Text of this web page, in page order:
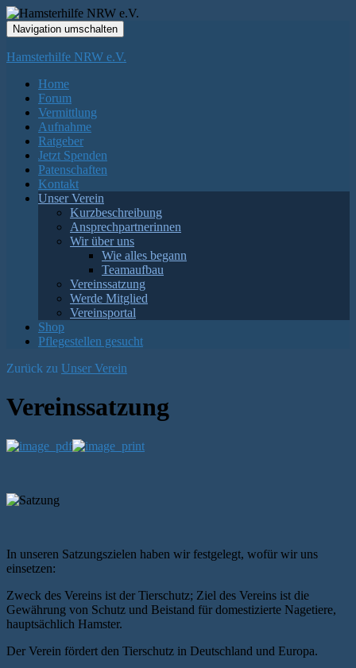
Navigation umschalten
Hamsterhilfe NRW e.V.
Home
Forum
Vermittlung
Aufnahme
Ratgeber
Jetzt Spenden
Patenschaften
Kontakt
Unser Verein
Kurzbeschreibung
Ansprechpartnerinnen
Wir über uns
Wie alles begann
Teamaufbau
Vereinssatzung
Werde Mitglied
Vereinsportal
Shop
Pflegestellen gesucht
Zurück zu Unser Verein
Vereinssatzung
In unseren Satzungszielen haben wir festgelegt, wofür wir uns
einsetzen:
Zweck des Vereins ist der Tierschutz; Ziel des Vereins ist die
Gewährung von Schutz und Beistand für domestizierte Nagetiere,
hauptsächlich Hamster.
Der Verein fördert den Tierschutz in Deutschland und Europa.